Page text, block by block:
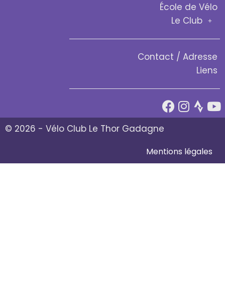
École de Vélo
Le Club
Contact / Adresse
Liens
© 2026 - Vélo Club Le Thor Gadagne
Mentions légales